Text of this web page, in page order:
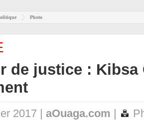
Photo
de justice :
2017 | aOuaga.com |